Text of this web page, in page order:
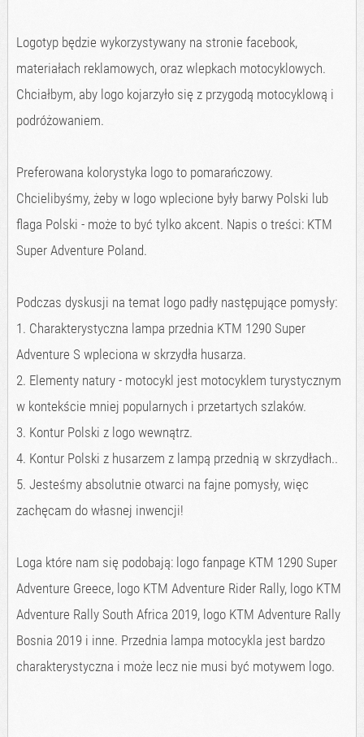
Logotyp będzie wykorzystywany na stronie facebook,
materiałach reklamowych, oraz wlepkach motocyklowych.
Chciałbym, aby logo kojarzyło się z przygodą motocyklową i
podróżowaniem.
Preferowana kolorystyka logo to pomarańczowy.
Chcielibyśmy, żeby w logo wplecione były barwy Polski lub
flaga Polski - może to być tylko akcent. Napis o treści: KTM
Super Adventure Poland.
Podczas dyskusji na temat logo padły następujące pomysły:
1. Charakterystyczna lampa przednia KTM 1290 Super
Adventure S wpleciona w skrzydła husarza.
2. Elementy natury - motocykl jest motocyklem turystycznym
w kontekście mniej popularnych i przetartych szlaków.
3. Kontur Polski z logo wewnątrz.
4. Kontur Polski z husarzem z lampą przednią w skrzydłach..
5. Jesteśmy absolutnie otwarci na fajne pomysły, więc
zachęcam do własnej inwencji!
Loga które nam się podobają: logo fanpage KTM 1290 Super
Adventure Greece, logo KTM Adventure Rider Rally, logo KTM
Adventure Rally South Africa 2019, logo KTM Adventure Rally
Bosnia 2019 i inne. Przednia lampa motocykla jest bardzo
charakterystyczna i może lecz nie musi być motywem logo.